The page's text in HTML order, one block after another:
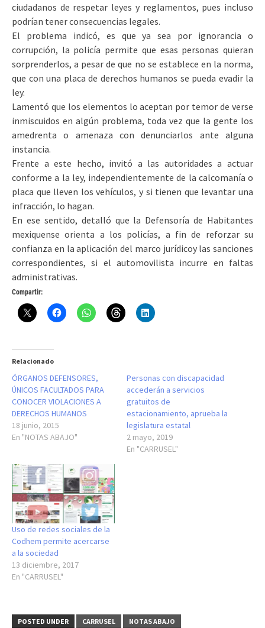
ciudadanos de respetar leyes y reglamentos, pues incluso
podrían tener consecuencias legales.
El problema indicó, es que ya sea por ignorancia o
corrupción, la policía permite que esas personas quieran
sorprenderlos, a pesar de que no se establece en la norma,
que con una placa de derechos humanos se pueda evadir la
ley.
Lamentó que los elementos lo aceptan por temor de verse
inmiscuidos en algún problema, toda vez que la gente los
amedrenta o amenaza con denunciarlos ante alguna
instancia.
Frente a este hecho, invitó a las autoridades a actuar
conforme a la ley, independientemente de la calcomanía o
placa que lleven los vehículos, y si tienen que levantar una
infracción, lo hagan.
En ese sentido, detalló que la Defensoría de Habitantes
mexiquense orienta a los policías, a fin de reforzar su
confianza en la aplicación del marco jurídicoy las sanciones
correspondientes, si el automovilista incurre en faltas
administrativas.
Compartir:
Relacionado
ÓRGANOS DEFENSORES,
ÚNICOS FACULTADOS PARA
CONOCER VIOLACIONES A
DERECHOS HUMANOS
18 junio, 2015
En "NOTAS ABAJO"
Personas con discapacidad
accederán a servicios
gratuitos de
estacionamiento, aprueba la
legislatura estatal
2 mayo, 2019
En "CARRUSEL"
Uso de redes sociales de la
Codhem permite acercarse
a la sociedad
13 diciembre, 2017
En "CARRUSEL"
POSTED UNDER CARRUSEL NOTAS ABAJO